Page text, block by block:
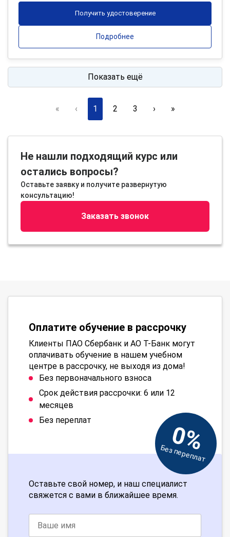
Получить удостоверение
Подробнее
Показать ещё
« ‹ 1 2 3 › »
Не нашли подходящий курс или
остались вопросы?
Оставьте заявку и получите развернутую
консультацию!
Заказать звонок
Оплатите обучение в рассрочку
Клиенты ПАО Сбербанк и АО Т-Банк могут
оплачивать обучение в нашем учебном
центре в рассрочку, не выходя из дома!
Без первоначального взноса
Срок действия рассрочки: 6 или 12
месяцев
Без переплат
0%
Без переплат
Оставьте свой номер, и наш специалист
свяжется с вами в ближайшее время.